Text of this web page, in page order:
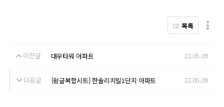
목록
이전글 대우타워 아파트 22.05.09
다음글 [슁글복합시트] 한솔리치빌1단지 아파트 22.05.09